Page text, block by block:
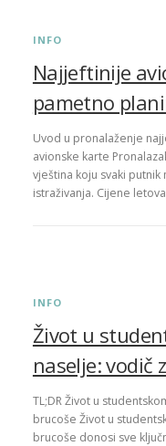
INFO
Najjeftinije
pametno
Uvod u pronalaženje
avionske karte
vještina koju svaki
istraživanja. Cijene
INFO
Život u
naselje: vodič
TL;DR Život u
brucoše Život u
brucoše donosi sve